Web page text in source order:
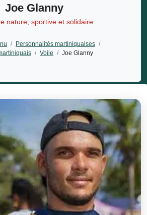
Joe Glanny
nature, sportive et solidaire
/ Personnalités martiniquaises /
/ Voile / Joe Glanny